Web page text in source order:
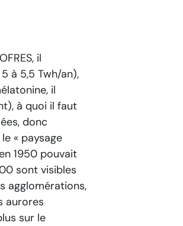
il
à 5,5 Twh/an),
il
à quoi il faut
donc
« paysage
1950 pouvait
sont visibles
agglomérations,
aurores
sur le